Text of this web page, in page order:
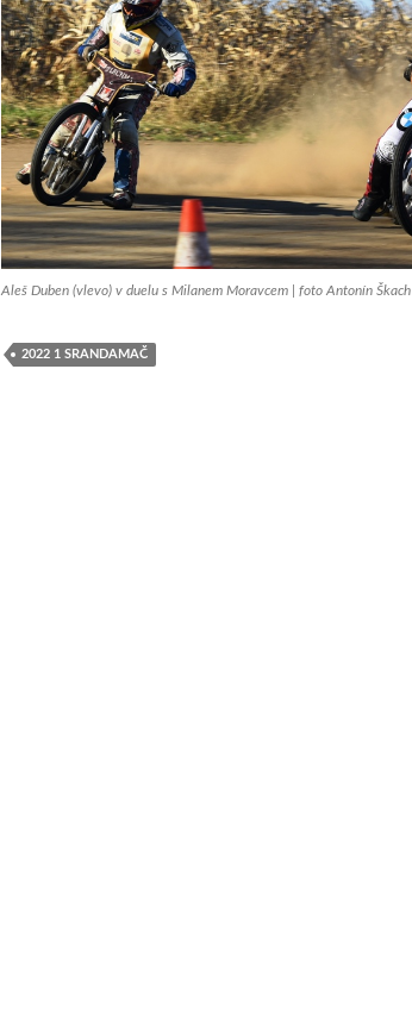
Aleš Duben (vlevo) v duelu s Milanem Moravcem | foto Antonín Škach
2022 1 SRANDAMAČ